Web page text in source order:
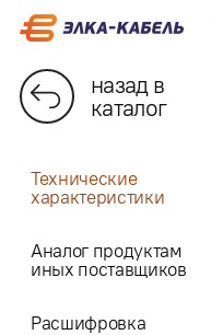
назад в
каталог
Технические
характеристики
Аналог продуктам
иных поставщиков
Расшифровка